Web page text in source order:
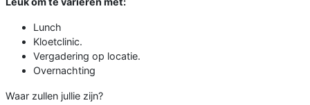
Lunch
Kloetclinic.
Vergadering op locatie.
Overnachting
Waar zullen jullie zijn?